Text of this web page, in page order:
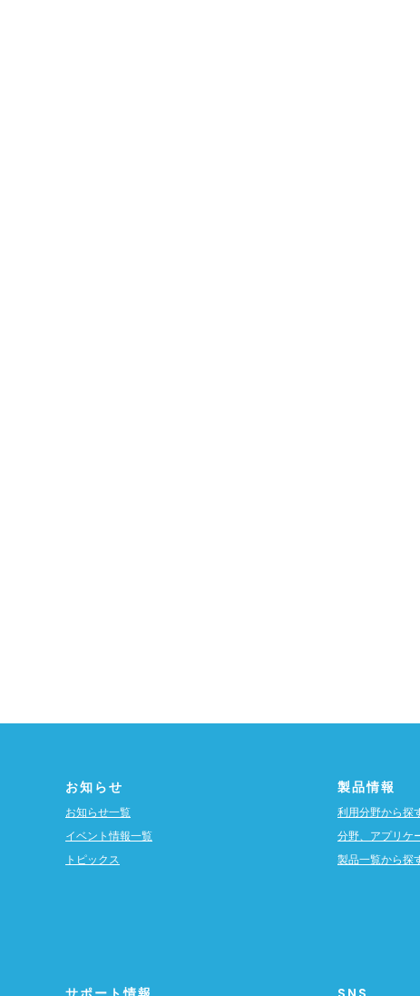
お知らせ
お知らせ一覧
イベント情報一覧
トピックス
製品情報
利用分野から探
分野、アプリケ
製品一覧から探